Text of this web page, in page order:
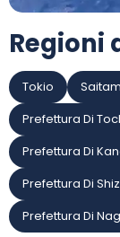
Regioni
Tokio
Prefettura Di
Prefettura Di
Prefettura Di
Prefettura Di